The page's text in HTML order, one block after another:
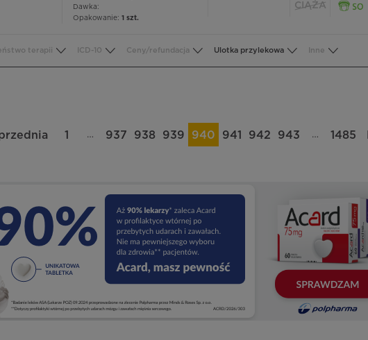
Dawka:
Opakowanie: 1 szt.
CIĄŻA
terapii ICD-10 Ceny/refundacja Ulotka przylekowa Inne
1 … 937 938 939 940 941 942 943 … 1485